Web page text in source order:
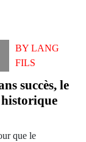
BY LANG
FILS
succès, le
que le